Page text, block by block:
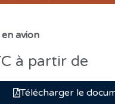
avion
à partir de
Télécharger le